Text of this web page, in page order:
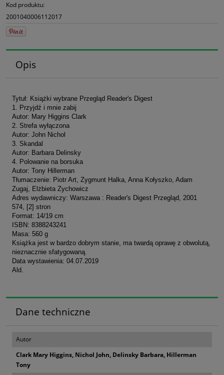
Kod produktu:
2001040006112017
Opis
Tytuł: Książki wybrane Przegląd Reader's Digest
1. Przyjdź i mnie zabij
Autor: Mary Higgins Clark
2. Strefa wyłączona
Autor: John Nichol
3. Skandal
Autor: Barbara Delinsky
4. Polowanie na borsuka
Autor: Tony Hillerman
Tłumaczenie: Piotr Art, Zygmunt Halka, Anna Kołyszko, Adam
Zugaj, Elżbieta Zychowicz
Adres wydawniczy: Warszawa : Reader's Digest Przegląd, 2001
574, [2] stron
Format: 14/19 cm
ISBN: 8388243241
Masa: 560 g
Książka jest w bardzo dobrym stanie, ma twardą oprawę z obwolutą,
nieznacznie sfatygowaną.
Data wystawienia: 04.07.2019
Ald.
Dane techniczne
Autor
Clark Mary Higgins, Nichol John, Delinsky Barbara, Hillerman
Tony